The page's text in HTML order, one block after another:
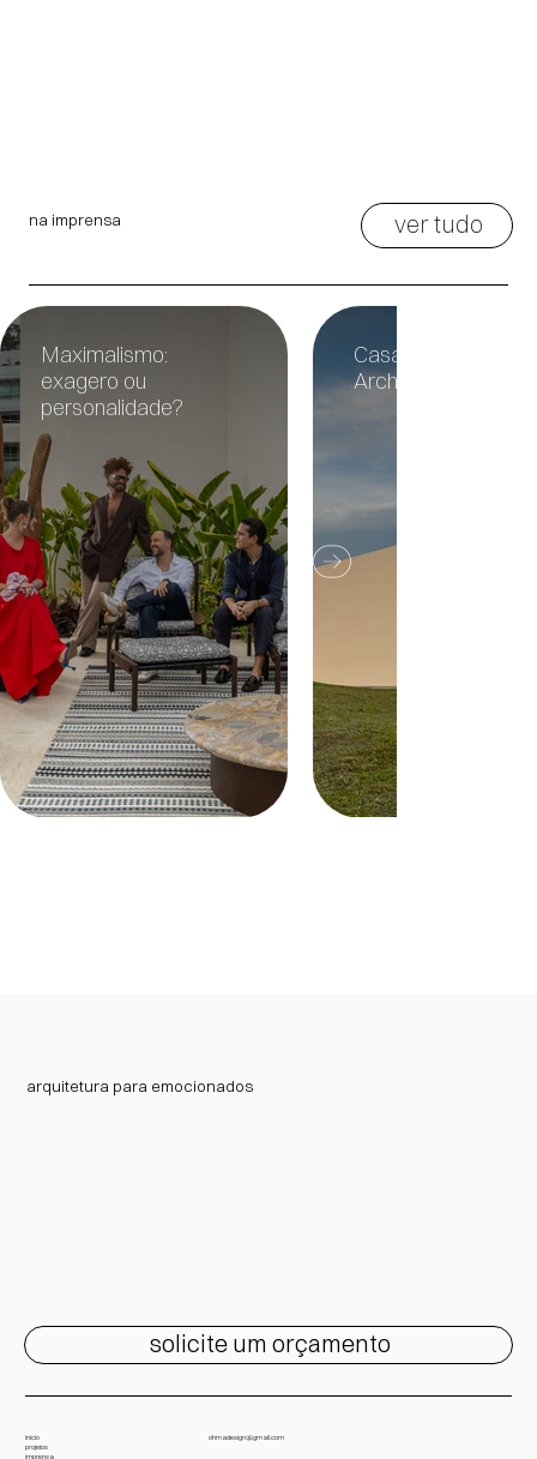
Maximalismo:
exagero ou
personalidade?
Casa Experimento
ArchDaily
na imprensa ver tudo
início
projetos
imprensa
ohmadesign@gmail.com
arquitetura para emocionados
solicite um orçamento